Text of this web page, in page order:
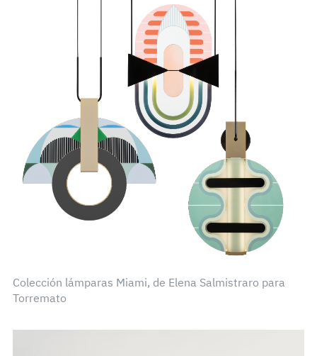
Colección lámparas Miami, de Elena Salmistraro para
Torremato